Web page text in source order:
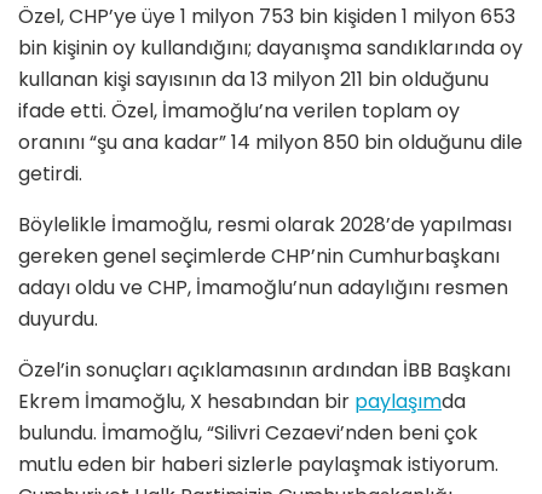
Özel, CHP’ye üye 1 milyon 753 bin kişiden 1 milyon 653
bin kişinin oy kullandığını; dayanışma sandıklarında oy
kullanan kişi sayısının da 13 milyon 211 bin olduğunu
ifade etti. Özel, İmamoğlu’na verilen toplam oy
oranını “şu ana kadar” 14 milyon 850 bin olduğunu dile
getirdi.
Böylelikle İmamoğlu, resmi olarak 2028’de yapılması
gereken genel seçimlerde CHP’nin Cumhurbaşkanı
adayı oldu ve CHP, İmamoğlu’nun adaylığını resmen
duyurdu.
Özel’in sonuçları açıklamasının ardından İBB Başkanı
Ekrem İmamoğlu, X hesabından bir paylaşımda
bulundu. İmamoğlu, “Silivri Cezaevi’nden beni çok
mutlu eden bir haberi sizlerle paylaşmak istiyorum.